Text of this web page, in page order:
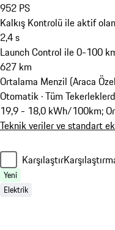
952 PS
Kalkış Kontrolü ile aktif
2,4s
Launch Control ile 0-100
627 km
Ortalama Menzil (Araca
Otomatik · Tüm
19,9 - 18,0 kWh/100km;
Teknik veriler ve standart
Karşılaştır
Yeni
Elektrik